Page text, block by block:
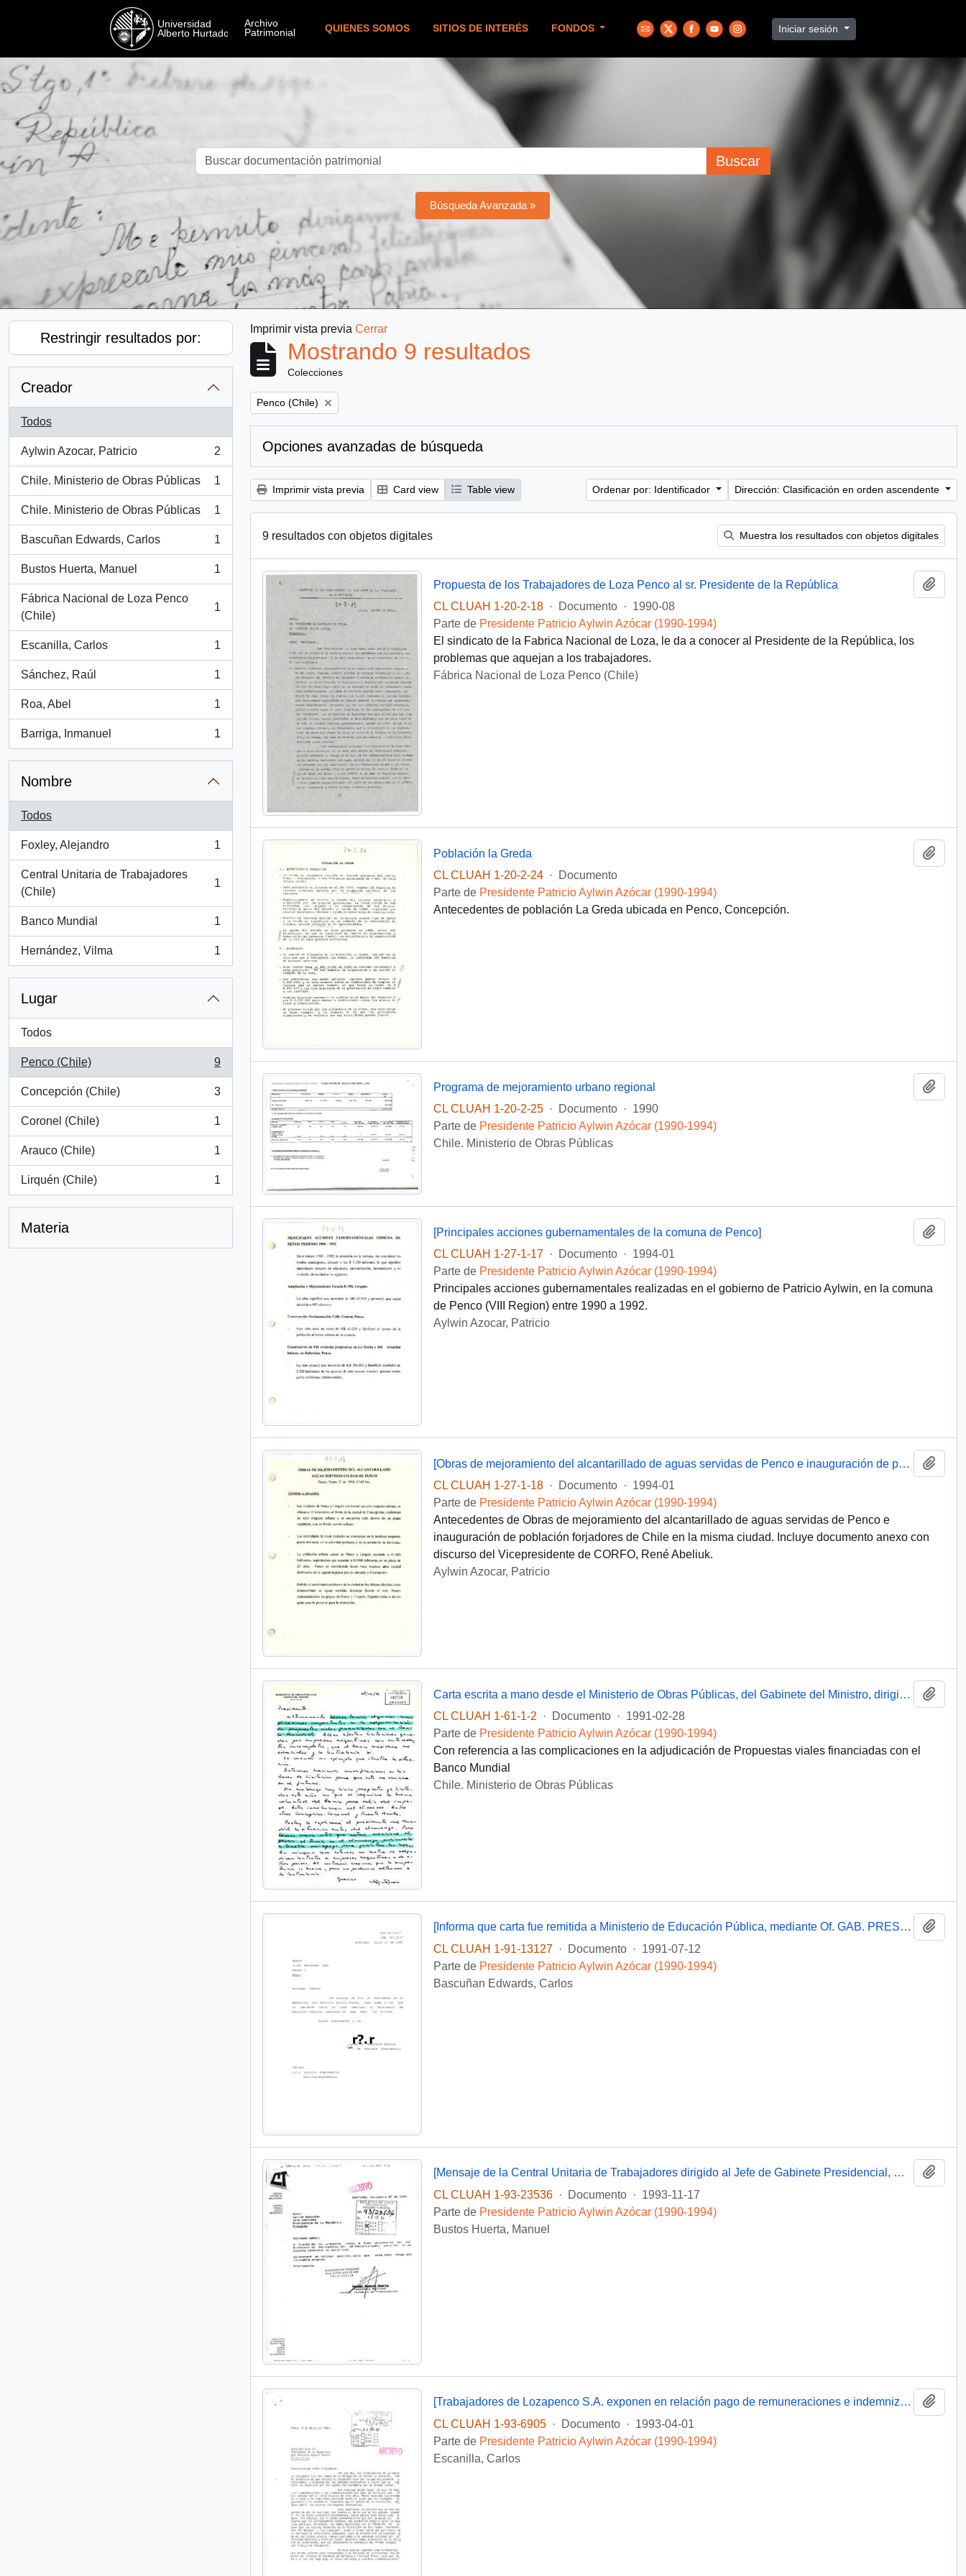
QUIENES SOMOS SITIOS DE INTERÉS FONDOS Iniciar sesión
Buscar
Búsqueda Avanzada »
Restringir resultados por:
Creador
Todos
Aylwin Azocar, Patricio
, 2 resultados
2
Chile. Ministerio de Obras Públicas
, 1 resultados
1
Chile. Ministerio de Obras Públicas
, 1 resultados
1
Bascuñan Edwards, Carlos
, 1 resultados
1
Bustos Huerta, Manuel
, 1 resultados
1
Fábrica Nacional de Loza Penco
(Chile)
, 1 resultados
1
Escanilla, Carlos
, 1 resultados
1
Sánchez, Raúl
, 1 resultados
1
Roa, Abel
, 1 resultados
1
Barriga, Inmanuel
, 1 resultados
1
Nombre
Todos
Foxley, Alejandro
, 1 resultados
1
Central Unitaria de Trabajadores
(Chile)
, 1 resultados
1
Banco Mundial
, 1 resultados
1
Hernández, Vilma
, 1 resultados
1
Lugar
Todos
Penco (Chile)
, 9 resultados
9
Concepción (Chile)
, 3 resultados
3
Coronel (Chile)
, 1 resultados
1
Arauco (Chile)
, 1 resultados
1
Lirquén (Chile)
, 1 resultados
1
Materia
Imprimir vista previa Cerrar
Mostrando 9 resultados
Colecciones
Remove filter:
Penco (Chile)
Opciones avanzadas de búsqueda
Imprimir vista previa Card view Table view Ordenar por: Identificador Dirección: Clasificación en orden ascendente
9 resultados con objetos digitales Muestra los resultados con objetos digitales
Propuesta de los Trabajadores de Loza Penco al sr. Presidente de la República
CL CLUAH 1-20-2-18
· Documento · 1990-08
Parte de Presidente Patricio Aylwin Azócar (1990-1994)
El sindicato de la Fabrica Nacional de Loza, le da a conocer al Presidente de la República, los
problemas que aquejan a los trabajadores.
Fábrica Nacional de Loza Penco (Chile)
Población la Greda
CL CLUAH 1-20-2-24
·
Documento
Parte de Presidente Patricio Aylwin Azócar (1990-1994)
Antecedentes de población La Greda ubicada en Penco, Concepción.
Programa de mejoramiento urbano regional
CL CLUAH 1-20-2-25
· Documento · 1990
Parte de Presidente Patricio Aylwin Azócar (1990-1994)
Chile. Ministerio de Obras Públicas
[Principales acciones gubernamentales de la comuna de Penco]
CL CLUAH 1-27-1-17
· Documento · 1994-01
Parte de Presidente Patricio Aylwin Azócar (1990-1994)
Principales acciones gubernamentales realizadas en el gobierno de Patricio Aylwin, en la comuna
de Penco (VIII Region) entre 1990 a 1992.
Aylwin Azocar, Patricio
[Obras de mejoramiento del alcantarillado de aguas servidas de Penco e inauguración de población forjadores de Chile-Penco]
CL CLUAH 1-27-1-18
· Documento · 1994-01
Parte de Presidente Patricio Aylwin Azócar (1990-1994)
Antecedentes de Obras de mejoramiento del alcantarillado de aguas servidas de Penco e
inauguración de población forjadores de Chile en la misma ciudad. Incluye documento anexo con
discurso del Vicepresidente de CORFO, René Abeliuk.
Aylwin Azocar, Patricio
Carta escrita a mano desde el Ministerio de Obras Públicas, del Gabinete del Ministro, dirigida al Presidente [de la República de Chile]
CL CLUAH 1-61-1-2
· Documento · 1991-02-28
Parte de Presidente Patricio Aylwin Azócar (1990-1994)
Con referencia a las complicaciones en la adjudicación de Propuestas viales financiadas con el
Banco Mundial
Chile. Ministerio de Obras Públicas
[Informa que carta fue remitida a Ministerio de Educación Pública, mediante Of. GAB. PRES. (0) 91/2438]
CL CLUAH 1-91-13127
· Documento · 1991-07-12
Parte de Presidente Patricio Aylwin Azócar (1990-1994)
Bascuñan Edwards, Carlos
[Mensaje de la Central Unitaria de Trabajadores dirigido al Jefe de Gabinete Presidencial, mediante el cual adjunta solicitud del Sindicato de Estibadores N° 1 de Penco-Lirquén]
CL CLUAH 1-93-23536
· Documento · 1993-11-17
Parte de Presidente Patricio Aylwin Azócar (1990-1994)
Bustos Huerta, Manuel
[Trabajadores de Lozapenco S.A. exponen en relación pago de remuneraciones e indemnizaciones y solicitan gestión]
CL CLUAH 1-93-6905
· Documento · 1993-04-01
Parte de Presidente Patricio Aylwin Azócar (1990-1994)
Escanilla, Carlos